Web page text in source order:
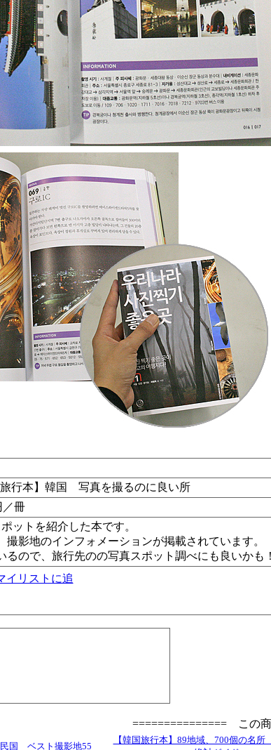
旅行本】韓国 写真を撮るのに良い所
／冊
ットを紹介した本です。
撮影地のインフォメーションが掲載されています。
るので、旅行先のの写真スポット調べにも良いかも！
=============== この
民国 ベスト撮影地55
【韓国旅行本】89地域、700個の名